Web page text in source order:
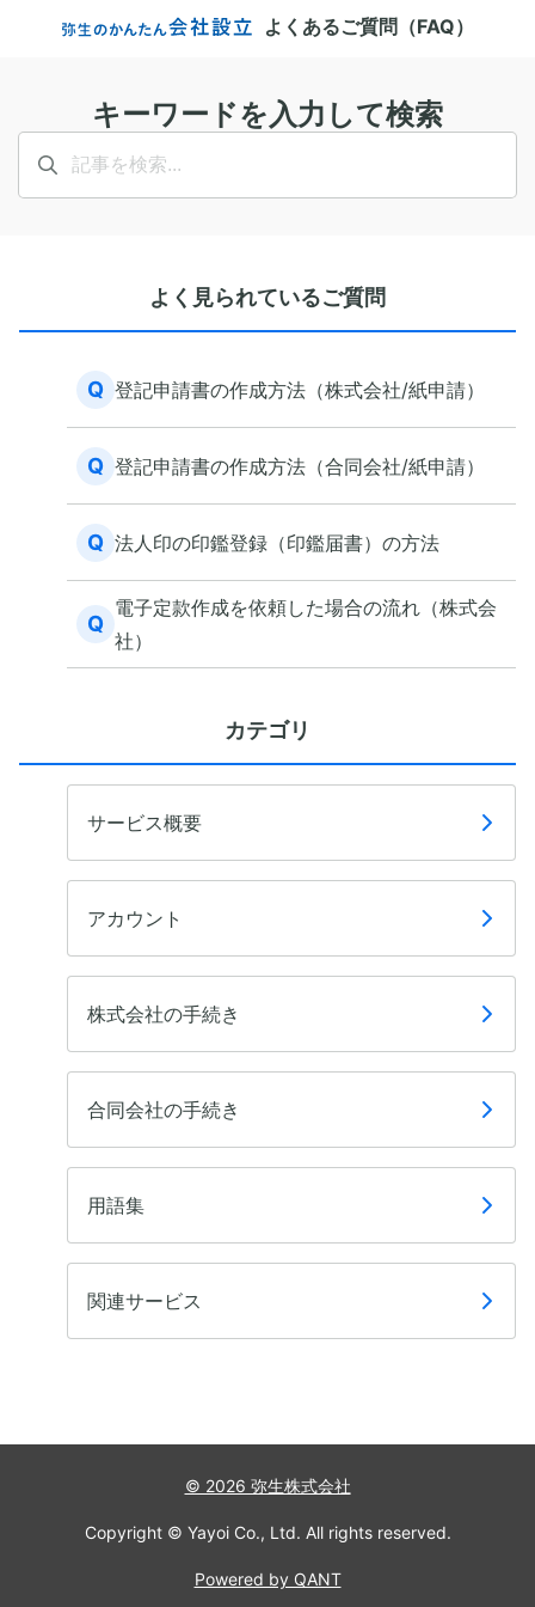
よくあるご質問（FAQ）
キーワードを入力して検索
よく見られているご質問
Q 登記申請書の作成方法（株式会社/紙申請）
Q 登記申請書の作成方法（合同会社/紙申請）
Q 法人印の印鑑登録（印鑑届書）の方法
Q
電子定款作成を依頼した場合の流れ（株式会
社）
カテゴリ
サービス概要
アカウント
株式会社の手続き
合同会社の手続き
用語集
関連サービス
© 2026 弥生株式会社
Copyright © Yayoi Co., Ltd. All rights reserved.
Powered by QANT